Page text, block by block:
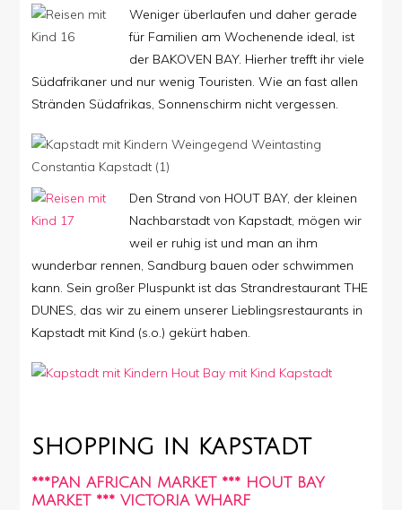
Weniger überlaufen und daher gerade
für Familien am Wochenende ideal, ist
der BAKOVEN BAY. Hierher trefft ihr viele
Südafrikaner und nur wenig Touristen. Wie an fast allen
Stränden Südafrikas, Sonnenschirm nicht vergessen.
Den Strand von HOUT BAY, der kleinen
Nachbarstadt von Kapstadt, mögen wir
weil er ruhig ist und man an ihm
wunderbar rennen, Sandburg bauen oder schwimmen
kann. Sein großer Pluspunkt ist das Strandrestaurant THE
DUNES, das wir zu einem unserer Lieblingsrestaurants in
Kapstadt mit Kind (s.o.) gekürt haben.
SHOPPING IN KAPSTADT
***PAN AFRICAN MARKET *** HOUT BAY
MARKET *** VICTORIA WHARF